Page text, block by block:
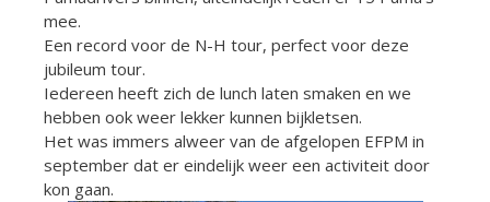
mee.
Een record voor de N-H tour, perfect voor deze
jubileum tour.
Iedereen heeft zich de lunch laten smaken en we
hebben ook weer lekker kunnen bijkletsen.
Het was immers alweer van de afgelopen EFPM in
september dat er eindelijk weer een activiteit door
kon gaan.